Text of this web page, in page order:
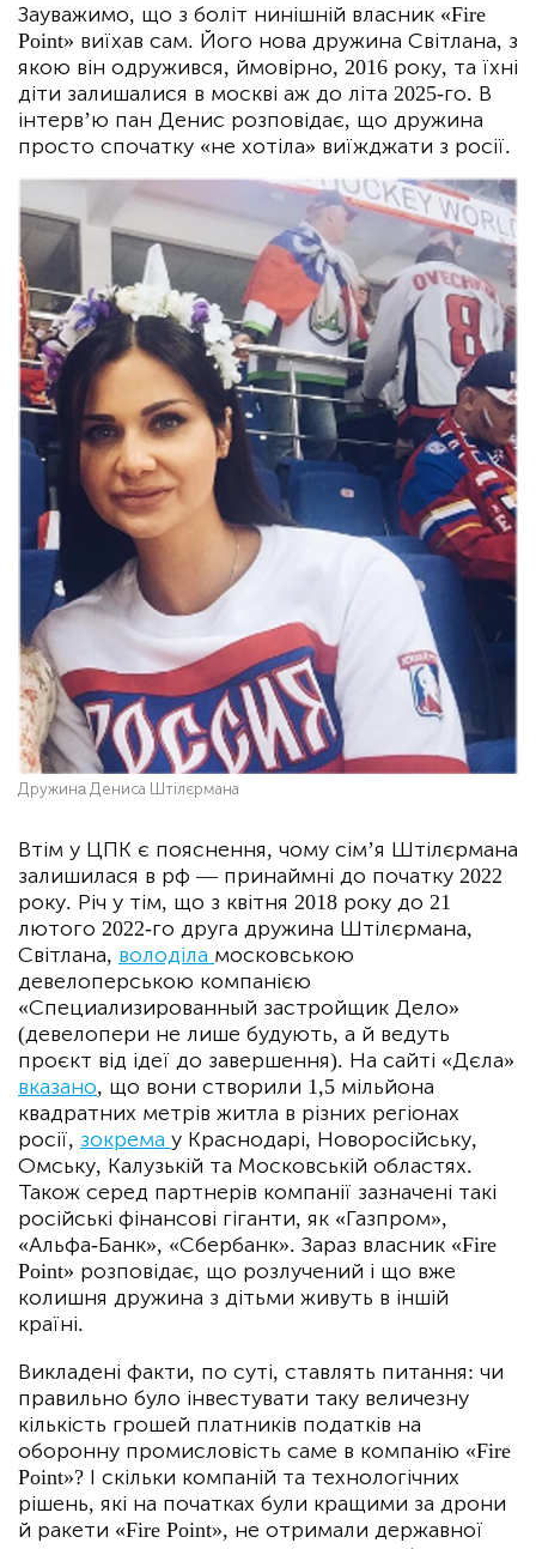
Зауважимо, що з боліт нинішній власник «Fire
Point» виїхав сам. Його нова дружина Світлана, з
якою він одружився, ймовірно, 2016 року, та їхні
діти залишалися в москві аж до літа 2025-го. В
інтерв’ю пан Денис розповідає, що дружина
просто спочатку «не хотіла» виїжджати з росії.
Дружинa Дениса Штілєрмана
Втім у ЦПК є пояснення, чому сім’я Штілєрмана
залишилася в рф — принаймні до початку 2022
року. Річ у тім, що з квітня 2018 року до 21
лютого 2022-го друга дружина Штілєрмана,
Світлана, володіла московською
девелоперською компанією
«Специализированный застройщик Дело»
(девелопери не лише будують, а й ведуть
проєкт від ідеї до завершення). На сайті «Дєла»
вказано, що вони створили 1,5 мільйона
квадратних метрів житла в різних регіонах
росії, зокрема у Краснодарі, Новоросійську,
Омську, Калузькій та Московській областях.
Також серед партнерів компанії зазначені такі
російські фінансові гіганти, як «Газпром»,
«Альфа-Банк», «Сбербанк». Зараз власник «Fire
Point» розповідає, що розлучений і що вже
колишня дружина з дітьми живуть в іншій
країні.
Викладені факти, по суті, ставлять питання: чи
правильно було інвестувати таку величезну
кількість грошей платників податків на
оборонну промисловість саме в компанію «Fire
Point»? І скільки компаній та технологічних
рішень, які на початках були кращими за дрони
й ракети «Fire Point», не отримали державної